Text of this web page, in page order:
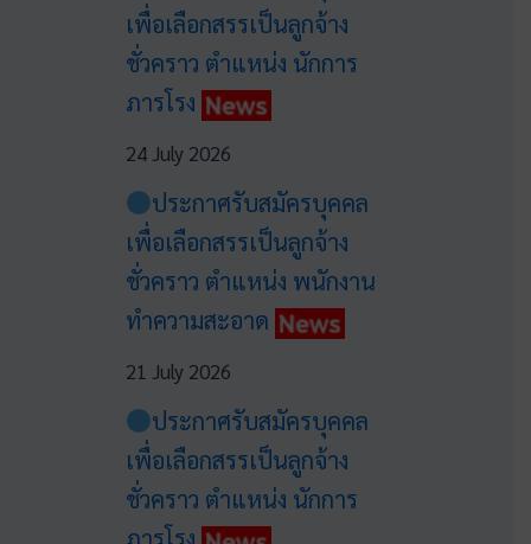
เพื่อเลือกสรรเป็นลูกจ้าง
ชั่วคราว ตำแหน่ง นักการ
ภารโรง
24 July 2026
ประกาศรับสมัครบุคคล
เพื่อเลือกสรรเป็นลูกจ้าง
ชั่วคราว ตำแหน่ง พนักงาน
ทำความสะอาด
21 July 2026
ประกาศรับสมัครบุคคล
เพื่อเลือกสรรเป็นลูกจ้าง
ชั่วคราว ตำแหน่ง นักการ